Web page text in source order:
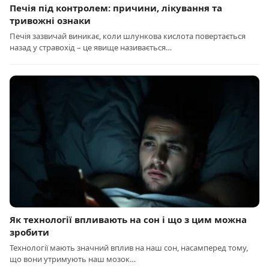
Печія під контролем: причини, лікування та
тривожні ознаки
Печія зазвичай виникає, коли шлункова кислота повертається
назад у стравохід – це явище називається…
Як технології впливають на сон і що з цим можна
зробити
Технології мають значний вплив на наш сон, насамперед тому,
що вони утримують наш мозок…